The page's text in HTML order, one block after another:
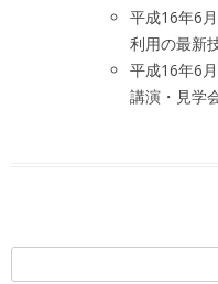
平成16年6
利用の最新
平成16年6
講演・見学